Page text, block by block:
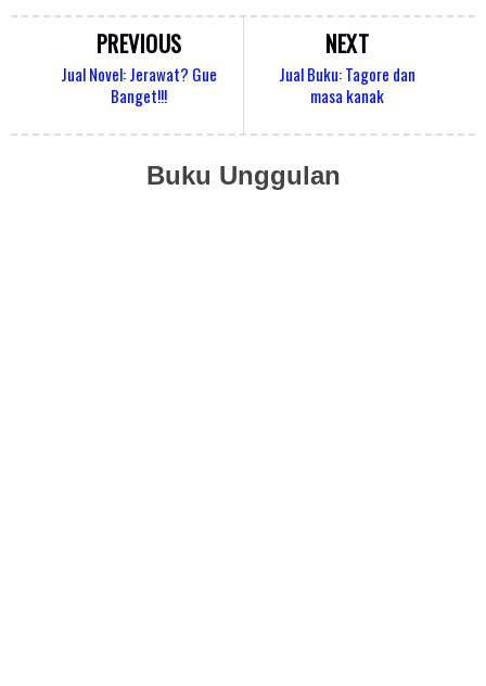
NEXT
Jual Buku: Tagore dan
masa kanak
PREVIOUS
Jual Novel: Jerawat? Gue
Banget!!!
Buku Unggulan